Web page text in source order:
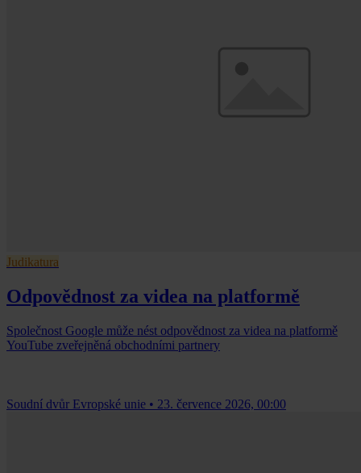
Judikatura
Odpovědnost za videa na platformě
Společnost Google může nést odpovědnost za videa na platformě
YouTube zveřejněná obchodními partnery
Soudní dvůr Evropské unie • 23. července 2026, 00:00